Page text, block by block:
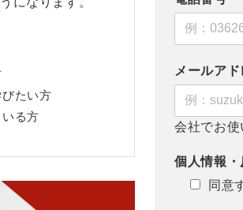
たい方
る方
メールアド
会社でお使
個人情報
同意